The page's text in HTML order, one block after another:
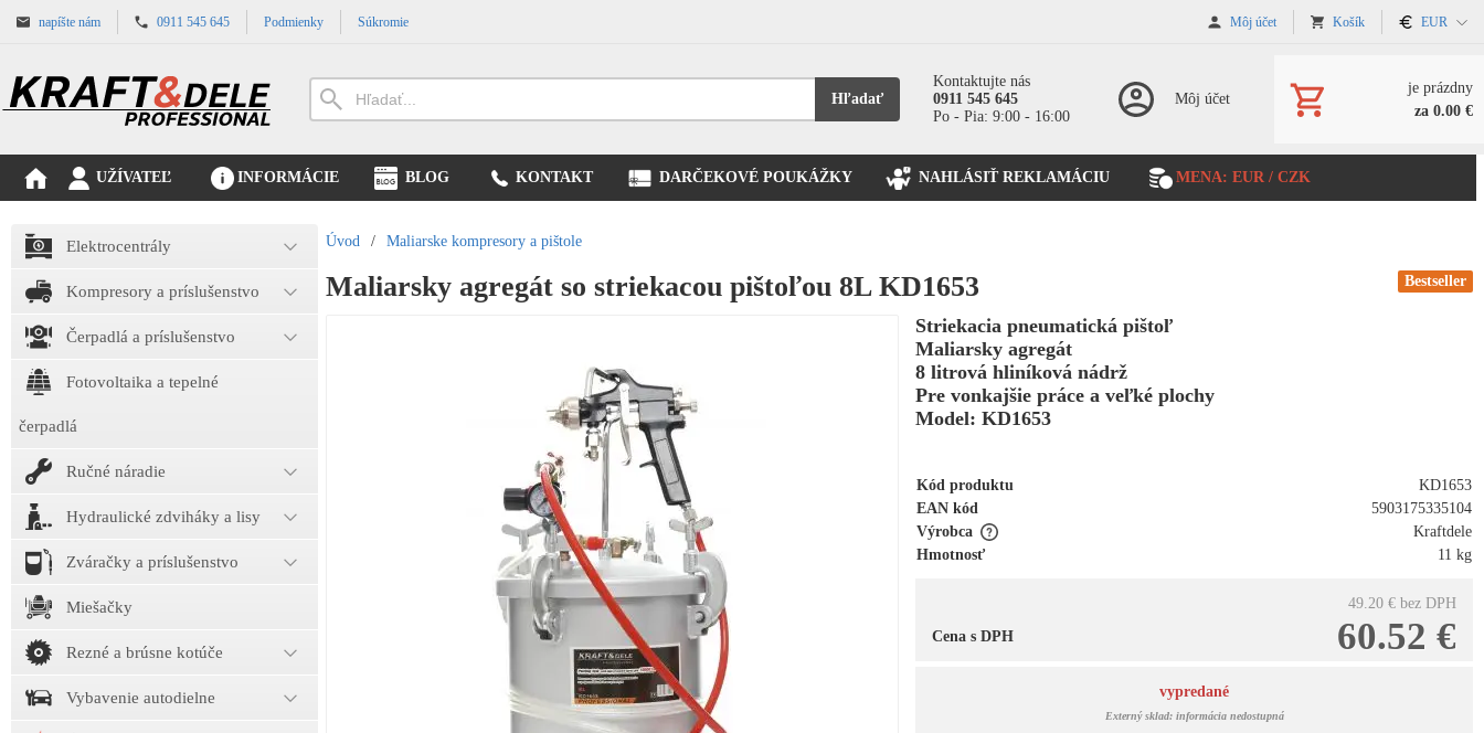
napíšte nám 0911 545 645 Podmienky Súkromie Môj účet Košík EUR
Hľadať
Kontaktujte nás
0911 545 645
Po - Pia: 9:00 - 16:00
Môj účet
je prázdny
za 0.00 €
UŽÍVATEĽ INFORMÁCIE BLOG KONTAKT DARČEKOVÉ POUKÁŽKY NAHLÁSIŤ REKLAMÁCIU MENA: EUR / CZK
Elektrocentrály
Kompresory a príslušenstvo
Čerpadlá a príslušenstvo
Fotovoltaika a tepelné
čerpadlá
Ručné náradie
Hydraulické zdviháky a lisy
Zváračky a príslušenstvo
Miešačky
Rezné a brúsne kotúče
Vybavenie autodielne
Úvod / Maliarske kompresory a pištole
Bestseller
Maliarsky agregát so striekacou pištoľou 8L KD1653
Striekacia pneumatická pištoľ
Maliarsky agregát
8 litrová hliníková nádrž
Pre vonkajšie práce a veľké plochy
Model: KD1653
Kód produktu
KD1653
EAN kód
5903175335104
Výrobca
Kraftdele
Hmotnosť
11 kg
49.20 € bez DPH
60.52 €
Cena s DPH
vypredané
Externý sklad: informácia nedostupná